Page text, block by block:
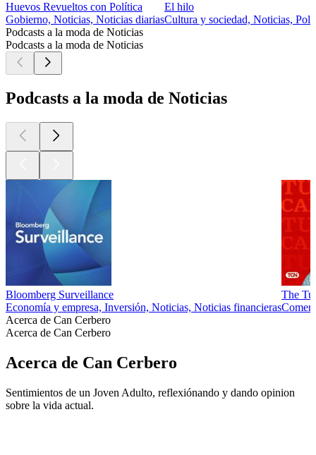
Huevos Revueltos con Política
Gobierno, Noticias, Noticias diarias
El hilo
Cultura y sociedad, Noticias,
Podcasts a la moda de Noticias
Podcasts a la moda de Noticias
Podcasts a la moda de Noticias
Bloomberg Surveillance
Economía y empresa, Inversión, Noticias, Noticias financieras
The
Acerca de Can Cerbero
Acerca de Can Cerbero
Acerca de Can Cerbero
Sentimientos de un Joven Adulto, reflexiónando y dando opinion
sobre la vida actual.